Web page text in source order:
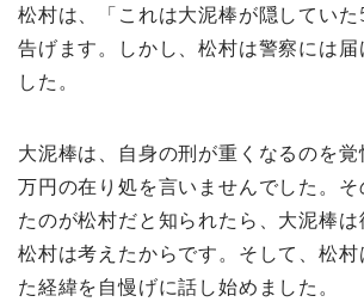
松村は、「これは大泥棒が隠していた
告げます。しかし、松村は警察には届
した。
大泥棒は、自身の刑が重くなるのを
万円の在り処を言いませんでした。そ
たのが松村だと知られたら、大泥棒は
松村は考えたからです。そして、松
た経緯を自慢げに話し始めました。